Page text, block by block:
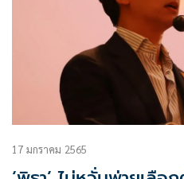
17 มกราคม 2565